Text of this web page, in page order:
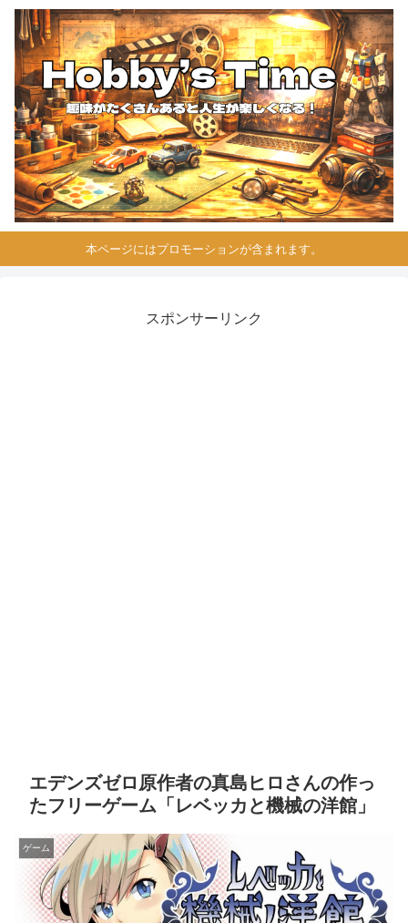
本ページにはプロモーションが含まれます。
スポンサーリンク
エデンズゼロ原作者の真島ヒロさんの作っ
たフリーゲーム「レベッカと機械の洋館」
ゲーム